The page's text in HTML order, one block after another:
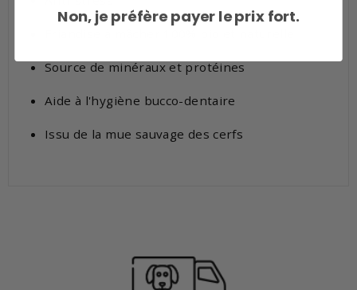
Source de minéraux et protéines
Aide à l'hygiène bucco-dentaire
Issu de la mue sauvage des cerfs
Non, je préfère payer le prix fort.